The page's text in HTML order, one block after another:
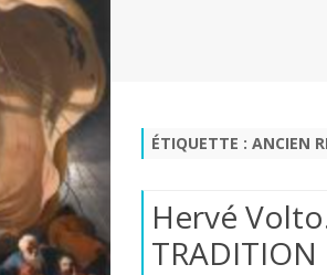
ÉTIQUETTE : ANCIEN
Hervé
TRADITION